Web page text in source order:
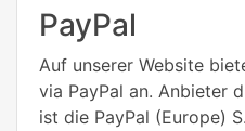
PayPal
Auf unserer Website
via PayPal an. Anbieter
ist die PayPal (Europe)